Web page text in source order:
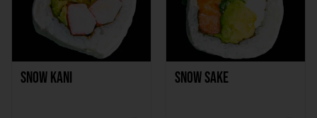
Snow Kani Snow Sake